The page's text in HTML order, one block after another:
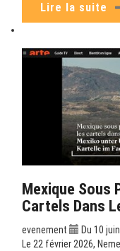
Lire la suite
Mexique Sous
Cartels Dans
evenement
Du 10
Le 22 février 2026,